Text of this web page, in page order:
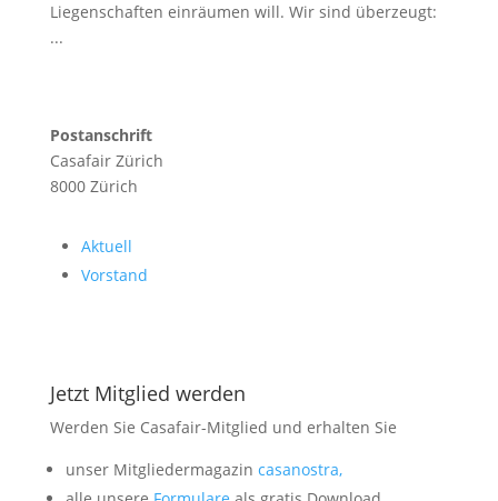
Liegenschaften einräumen will. Wir sind überzeugt:
...
Postanschrift
Casafair Zürich
8000 Zürich
Aktuell
Vorstand
Jetzt Mitglied werden
Werden Sie Casafair-Mitglied und erhalten Sie
unser Mitgliedermagazin casanostra,